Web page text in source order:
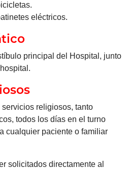
eléctricos.
principal del Hospital, junto
religiosos, tanto
todos los días en el turno
cualquier paciente o familiar
solicitados directamente al